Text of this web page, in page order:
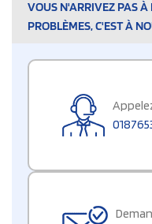
VOUS N'ARRIVEZ PAS À
PROBLÈMES, C'EST À